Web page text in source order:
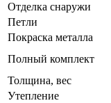
Отделка снаружи
Петли
Покраска металла
Полный комплект
Толщина, вес
Утепление